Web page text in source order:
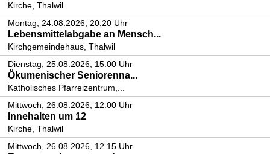
Kirche, Thalwil
Montag, 24.08.2026, 20.20 Uhr
Lebensmittelabgabe an Mensch...
Kirchgemeindehaus, Thalwil
Dienstag, 25.08.2026, 15.00 Uhr
Ökumenischer Seniorenna...
Katholisches Pfarreizentrum,...
Mittwoch, 26.08.2026, 12.00 Uhr
Innehalten um 12
Kirche, Thalwil
Mittwoch, 26.08.2026, 12.15 Uhr